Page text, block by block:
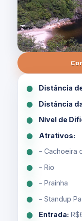
Distância
Distância
Nível de
Atrativos:
- Cachoeira
- Rio
- Prainha
- Standup
Entrada: